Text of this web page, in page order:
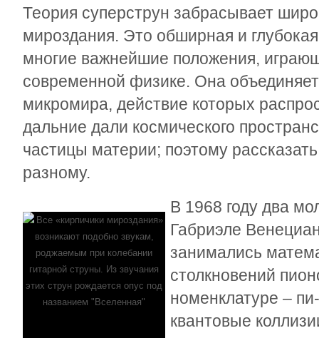
Теория суперструн забрасывает
мироздания. Это обширная и
многие важнейшие положения,
современной физике. Она
микромира, действие которых
дальние дали космического
частицы материи; поэтому
разному.
В 1968 году два
Габриэле
занимались
столкновений
номенклатуре –
квантовые